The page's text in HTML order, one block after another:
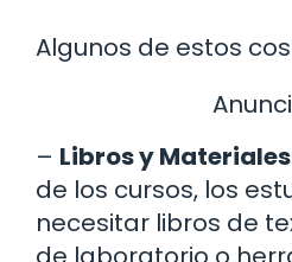
Algunos de estos
– Libros y Materiales
de los cursos, los
necesitar libros de